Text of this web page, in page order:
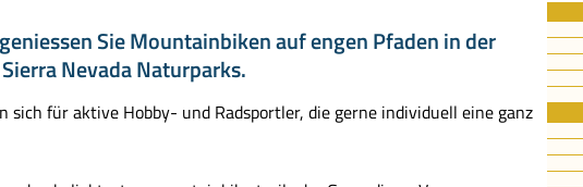
Sie Mountainbiken auf engen Pfaden in der
Nevada Naturparks.
sich für aktive Hobby- und Radsportler, die gerne individuell eine ganz